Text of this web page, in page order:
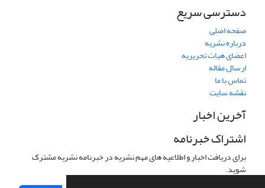
دسترسی سریع
صفحه اصلی
درباره نشریه
اعضای هیات تحریریه
ارسال مقاله
تماس با ما
نقشه سایت
آخرین اخبار
اشتراک خبرنامه
برای دریافت اخبار و اطلاعیه های مهم نشریه در خبرنامه نشریه مشترک
شوید.